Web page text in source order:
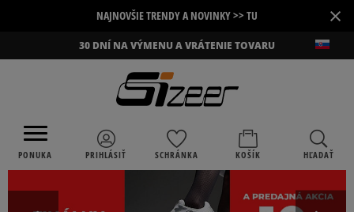
NAJNOVŠIE TRENDY A NOVINKY >> TU ×
30 DNÍ NA VÝMENU A VRÁTENIE TOVARU
PONUKA PRIHLÁSIŤ SCHRÁNKA KOŠÍK HĽADAŤ